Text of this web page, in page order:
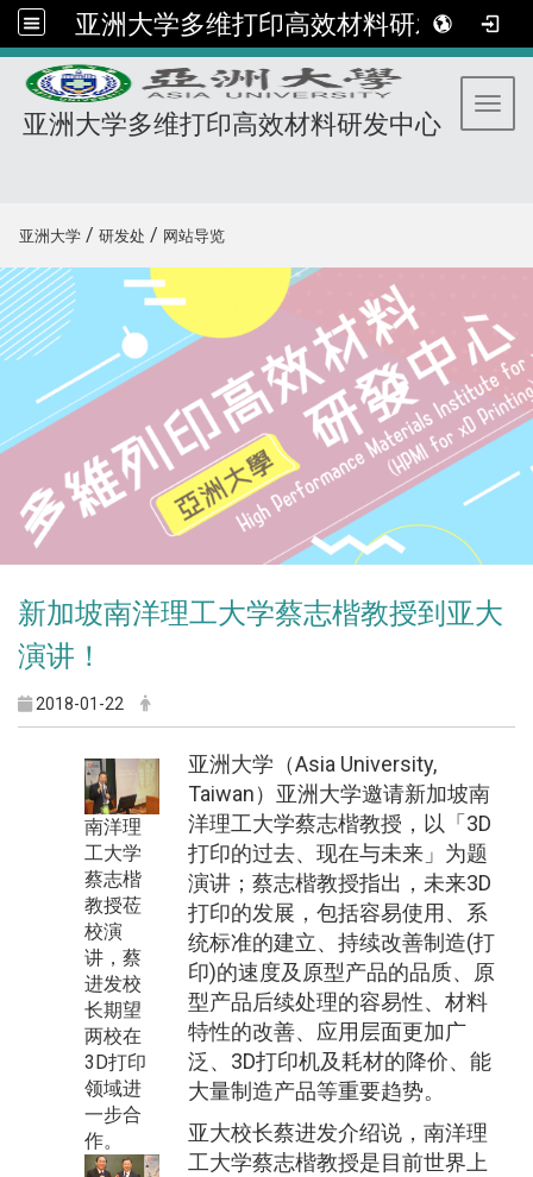
亚洲大学多维打印高效材料研发中心
亚洲大学多维打印高效材料研发中心
亚洲大学 / 研发处 / 网站导览
新加坡南洋理工大学蔡志楷教授到亚大
演讲！
2018-01-22
南洋理
工大学
蔡志楷
教授莅
校演
讲，蔡
进发校
长期望
两校在
3D打印
领域进
一步合
作。
亚洲大学（Asia University,
Taiwan）亚洲大学邀请新加坡南
洋理工大学蔡志楷教授，以「3D
打印的过去、现在与未来」为题
演讲；蔡志楷教授指出，未来3D
打印的发展，包括容易使用、系
统标准的建立、持续改善制造(打
印)的速度及原型产品的品质、原
型产品后续处理的容易性、材料
特性的改善、应用层面更加广
泛、3D打印机及耗材的降价、能
大量制造产品等重要趋势。
亚大校长蔡进发介绍说，南洋理
工大学蔡志楷教授是目前世界上